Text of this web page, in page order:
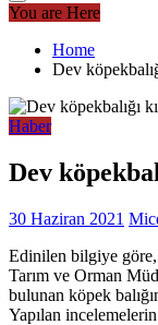
You are Here
Home
Dev
Haber
Dev
30 Haziran 2021
Edinilen bilgiye göre,
Tarım ve Orman
bulunan köpek
Yapılan